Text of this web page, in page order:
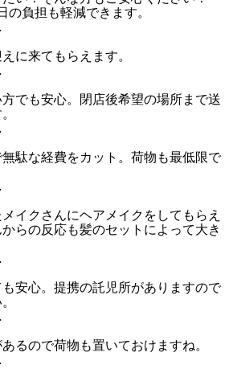
の負担も軽減できます。
に来てもらえます。
でも安心。閉店後希望の場所まで送
駄な経費をカット。荷物も最低限で
イクさんにヘアメイクをしてもらえ
らの反応も髪のセットによって大き
安心。提携の託児所がありますので
るので荷物も置いておけますね。